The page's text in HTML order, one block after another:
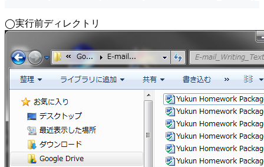
◯実行前ディレクトリ